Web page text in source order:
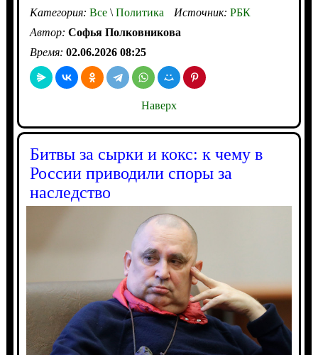
Категория: Все\Политика Источник: РБК
Автор: Софья Полковникова
Время: 02.06.2026 08:25
Наверх
Битвы за сырки и кокс: к чему в
России приводили споры за
наследство